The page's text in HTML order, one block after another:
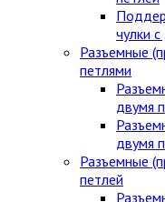
чулки
Разъемные
петлями
двумя
двумя
Разъемные
петлей